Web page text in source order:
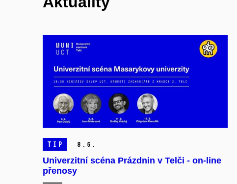
TIP 8. 6.
Univerzitní scéna Prázdnin v Telči - on-line
přenosy